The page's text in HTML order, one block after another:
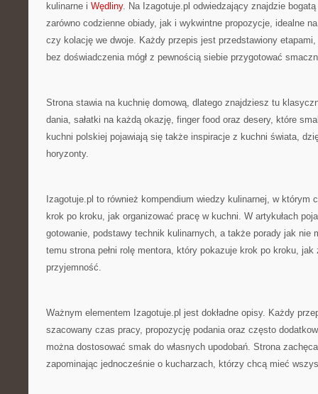
kulinarne i Wędliny. Na Izagotuje.pl odwiedzający znajdzie
zarówno codzienne obiady, jak i wykwintne propozycje, idealne
czy kolację we dwoje. Każdy przepis jest przedstawiony
bez doświadczenia mógł z pewnością siebie przygotować
Strona stawia na kuchnię domową, dlatego znajdziesz tu
dania, sałatki na każdą okazję, finger food oraz desery, które
kuchni polskiej pojawiają się także inspiracje z kuchni świata,
horyzonty.
Izagotuje.pl to również kompendium wiedzy kulinarnej, w którym
krok po kroku, jak organizować pracę w kuchni. W artykułach
gotowanie, podstawy technik kulinarnych, a także porady jak nie
temu strona pełni rolę mentora, który pokazuje krok po kroku,
przyjemność.
Ważnym elementem Izagotuje.pl jest dokładne opisy. Każdy
szacowany czas pracy, propozycję podania oraz często
można dostosować smak do własnych upodobań. Strona
zapominając jednocześnie o kucharzach, którzy chcą mieć